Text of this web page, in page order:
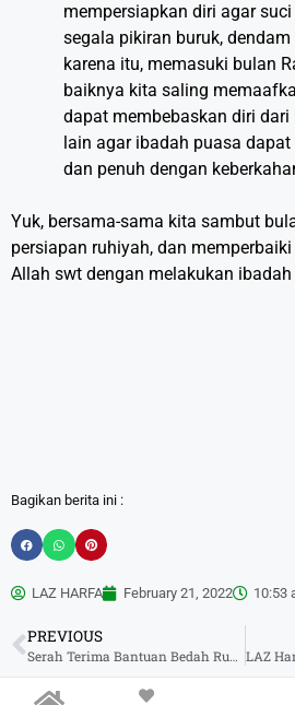
mempersiapkan diri agar
segala pikiran buruk,
karena itu, memasuki bulan
baiknya kita saling
dapat membebaskan diri
lain agar ibadah puasa
dan penuh dengan
Yuk, bersama-sama kita sambut
persiapan ruhiyah, dan
Allah swt dengan melakukan
Bagikan berita ini :
LAZ HARFA February 21, 2022 10:53
PREVIOUS
Serah Terima Bantuan Bedah Rumah oleh LAZ Harfa dan MAI, Kini Bu Icah Miliki Rumah Layak